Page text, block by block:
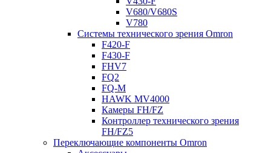
V680/V680S
V780
Системы технического зрения Omron
F420-F
F430-F
FHV7
FQ2
FQ-M
HAWK MV4000
Камеры FH/FZ
Контроллер технического зрения
FH/FZ5
Переключающие компоненты Omron